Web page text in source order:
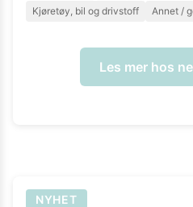
Kjøretøy, bil og drivstoff Annet /
Les mer hos
NYHET